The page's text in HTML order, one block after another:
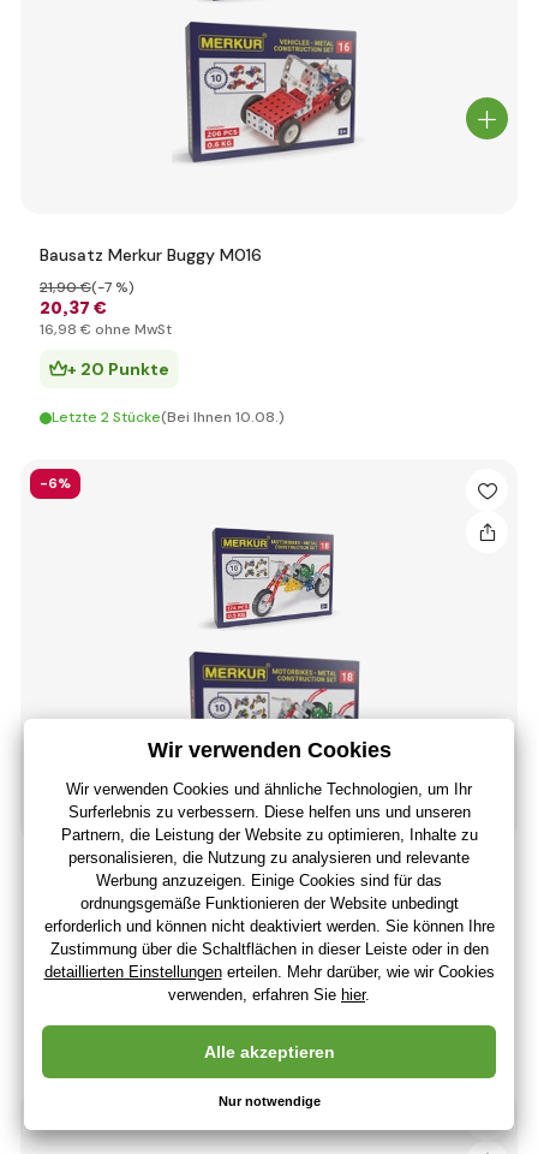
Bausatz Merkur Buggy M016
20,37 €
21,90 €(-7 %)
16,98 € ohne MwSt
+ 20 Punkte
Letzte 2 Stücke(Bei Ihnen 10.08.)
-6%
Bausatz Mercury Motorräder M018
20,53 €
,90 € (-6 %)
,11 €ohne MwSt
+ 20 Punkte
(Bei Ihnen 10.08.)